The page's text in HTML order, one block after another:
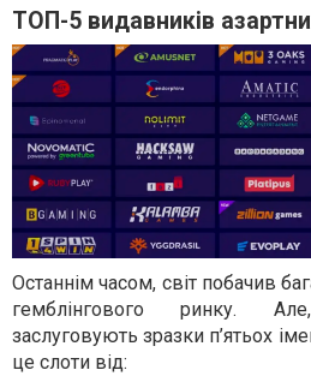
ТОП-5 видавників
Останнім часом, світ побачив
гемблінгового ринку.
заслуговують зразки п’ятьох
це слоти від: